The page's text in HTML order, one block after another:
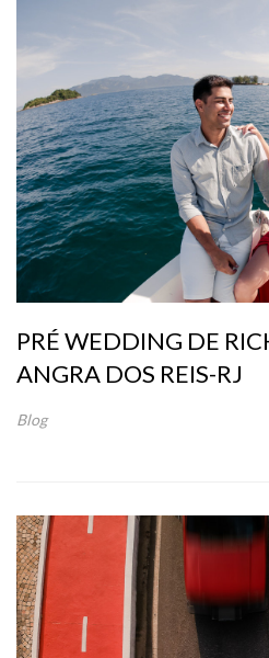
PRÉ WEDDING DE
ANGRA DOS REIS-RJ
Blog